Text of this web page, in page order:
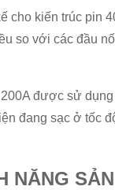
cho kiến ​​trúc pin
so với các đầu
được sử
đang sạc ở tốc
NĂNG